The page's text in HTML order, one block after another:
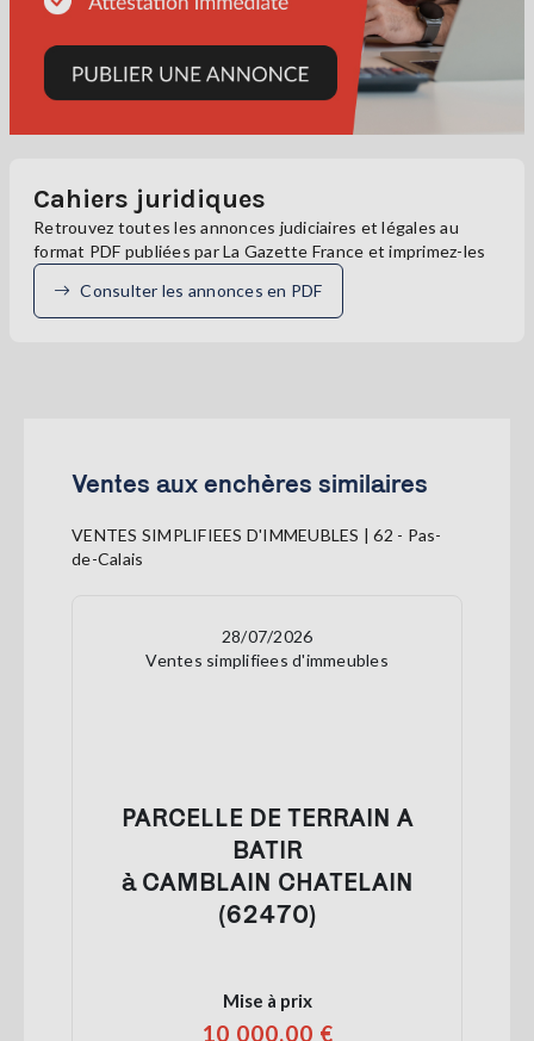
Cahiers juridiques
Retrouvez toutes les annonces judiciaires et légales au
format PDF publiées par La Gazette France et imprimez-les
Consulter les annonces en PDF
Ventes aux enchères similaires
VENTES SIMPLIFIEES D'IMMEUBLES | 62 - Pas-
de-Calais
28/07/2026
Ventes simplifiees d'immeubles
PARCELLE DE TERRAIN A
BATIR
à CAMBLAIN CHATELAIN
(62470)
Mise à prix
10 000,00 €